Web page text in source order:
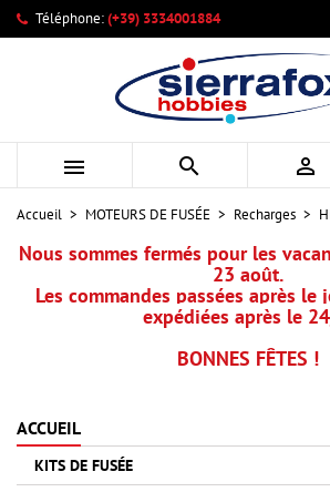
Téléphone:(+39) 3334001884
  
Accueil MOTEURS DE FUSÉE Recharges
Nous sommes fermés pour les
23 août.
Les commandes passées après
expédiées après le
BONNES FÊTES !
ACCUEIL
KITS DE FUSÉE
Mes listes d'envies
Créer une nouvelle liste
((modalTitle))
((confirmMessage))
((cancelText))
Créer une liste d'envies
Nom de la liste d'envies
Annuler Créer
Connexion
Vous devez être connecté pour ajouter
liste d'envies.
Annuler